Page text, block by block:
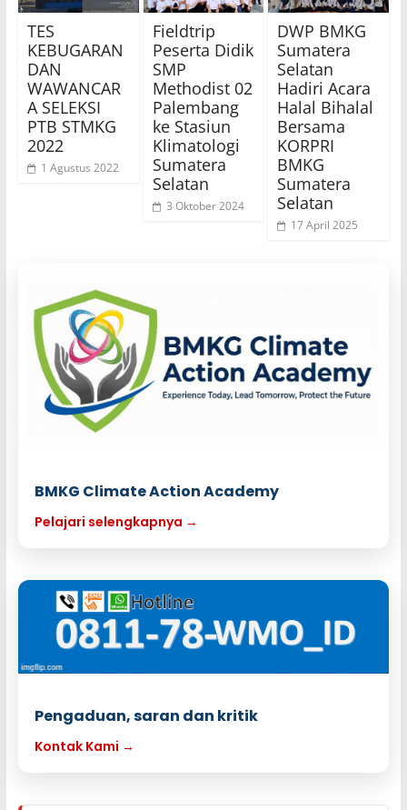
TES
KEBUGARAN
DAN
WAWANCAR
A SELEKSI
PTB STMKG
2022
1 Agustus 2022
Fieldtrip
Peserta Didik
SMP
Methodist 02
Palembang
ke Stasiun
Klimatologi
Sumatera
Selatan
3 Oktober 2024
DWP BMKG
Sumatera
Selatan
Hadiri Acara
Halal Bihalal
Bersama
KORPRI
BMKG
Sumatera
Selatan
17 April 2025
BMKG Climate Action Academy
Pelajari selengkapnya →
Pengaduan, saran dan kritik
Kontak Kami →